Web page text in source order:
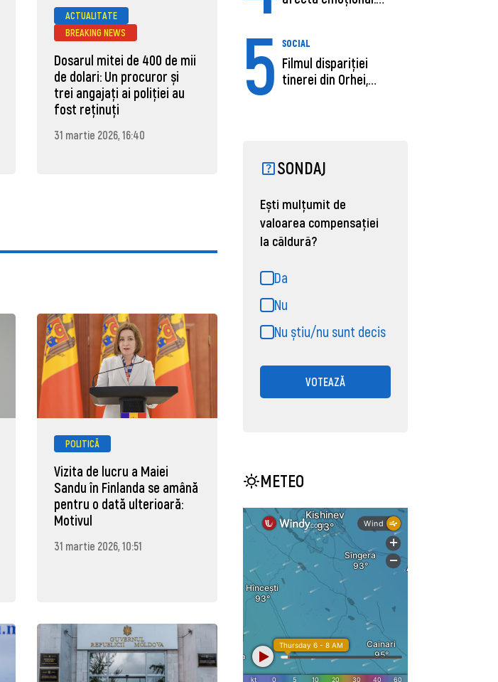
ACTUALITATE
BREAKING NEWS
Dosarul mitei de 400 de mii
de dolari: Un procuror și
trei angajați ai poliției au
fost reținuți
31 martie 2026, 16:40
ECONOMIE
Moldova, de aproape opt ori
sub media UE la costul
muncii pe ora
POLITICĂ
Vizita de lucru a Maiei
Sandu în Finlanda se amână
pentru o dată ulterioară:
Motivul
31 martie 2026, 10:51
5 SOCIAL
Filmul dispariției
tinerei din Orhei,
SONDAJ
Ești mulțumit de
valoarea compensației
la căldură?
Da
Nu
Nu știu/nu sunt decis
VOTEAZĂ
METEO